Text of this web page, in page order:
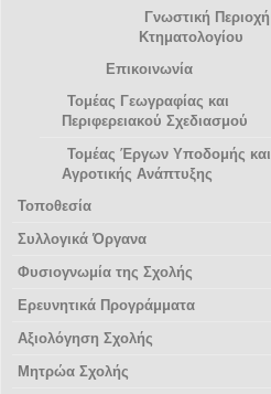
Γνωστική Περιοχή
Κτηματολογίου
Επικοινωνία
Τομέας Γεωγραφίας και
Περιφερειακού Σχεδιασμού
Τομέας Έργων Υποδομής και
Αγροτικής Ανάπτυξης
Τοποθεσία
Συλλογικά Όργανα
Φυσιογνωμία της Σχολής
Ερευνητικά Προγράμματα
Αξιολόγηση Σχολής
Μητρώα Σχολής